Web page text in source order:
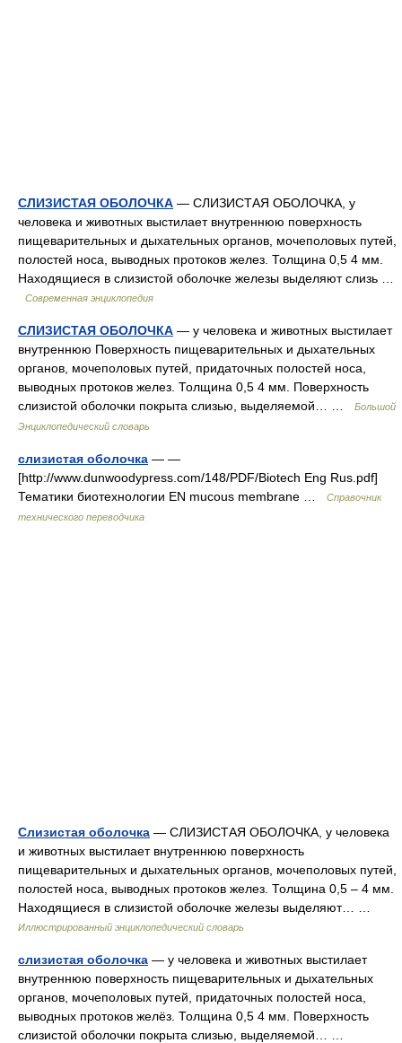
СЛИЗИСТАЯ ОБОЛОЧКА — СЛИЗИСТАЯ ОБОЛОЧКА, у
человека и животных выстилает внутреннюю поверхность
пищеварительных и дыхательных органов, мочеполовых путей,
полостей носа, выводных протоков желез. Толщина 0,5 4 мм.
Находящиеся в слизистой оболочке железы выделяют слизь …
Современная энциклопедия
СЛИЗИСТАЯ ОБОЛОЧКА — у человека и животных выстилает
внутреннюю Поверхность пищеварительных и дыхательных
органов, мочеполовых путей, придаточных полостей носа,
выводных протоков желез. Толщина 0,5 4 мм. Поверхность
слизистой оболочки покрыта слизью, выделяемой… …
Большой
Энциклопедический словарь
слизистая оболочка — —
[http://www.dunwoodypress.com/148/PDF/Biotech Eng Rus.pdf]
Тематики биотехнологии EN mucous membrane …
Справочник
технического переводчика
Слизистая оболочка — СЛИЗИСТАЯ ОБОЛОЧКА, у человека
и животных выстилает внутреннюю поверхность
пищеварительных и дыхательных органов, мочеполовых путей,
полостей носа, выводных протоков желез. Толщина 0,5 – 4 мм.
Находящиеся в слизистой оболочке железы выделяют… …
Иллюстрированный энциклопедический словарь
слизистая оболочка — у человека и животных выстилает
внутреннюю поверхность пищеварительных и дыхательных
органов, мочеполовых путей, придаточных полостей носа,
выводных протоков желёз. Толщина 0,5 4 мм. Поверхность
слизистой оболочки покрыта слизью, выделяемой… …